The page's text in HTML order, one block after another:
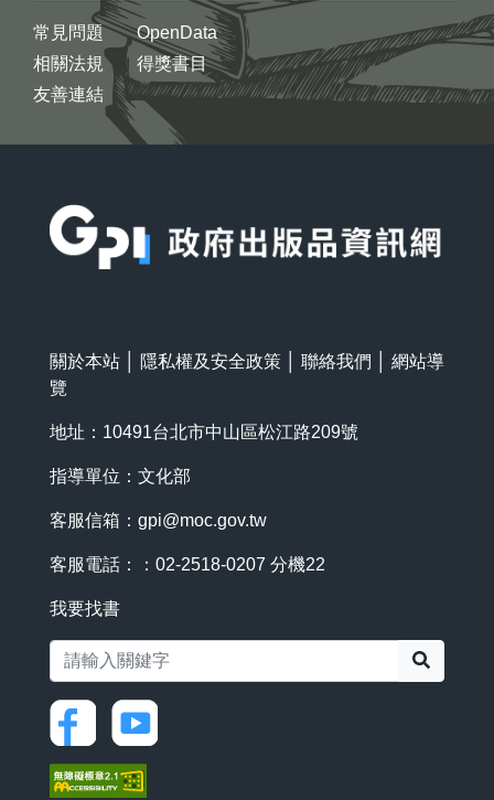
常見問題
相關法規
友善連結
OpenData
得獎書目
關於本站 隱私權及安全政策 聯絡我們
網站導
覽
地址：10491台北市中山區松江路209號
指導單位：文化部
客服信箱： gpi@moc.gov.tw
客服電話：：02-2518-0207 分機22
我要找書